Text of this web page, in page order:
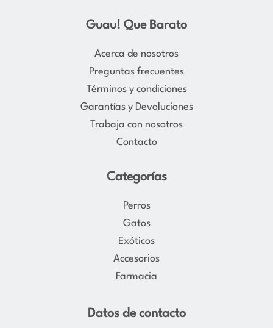
s
t
a
r
a
m
c
e
b
o
k
Guau! Que Barato
Acerca de nosotros
Preguntas frecuentes
Términos y condiciones
Garantías y Devoluciones
Trabaja con nosotros
Contacto
Categorías
Perros
Gatos
Exóticos
Accesorios
Farmacia
Datos de contacto